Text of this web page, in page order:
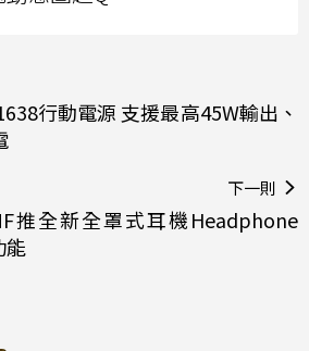
行動電源 支援最高45W輸出、
下一則
推全新全罩式耳機Headphone
能